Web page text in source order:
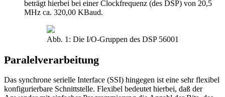
beträgt hierbei bei einer Clockfrequenz (des DSP) von 20,5
MHz ca. 320,00 KBaud.
Abb. 1: Die I/O-Gruppen des DSP 56001
Paralelverarbeitung
Das synchrone serielle Interface (SSI) hingegen ist eine sehr flexibel
konfigurierbare Schnittstelle. Flexibel bedeutet hierbei, daß der